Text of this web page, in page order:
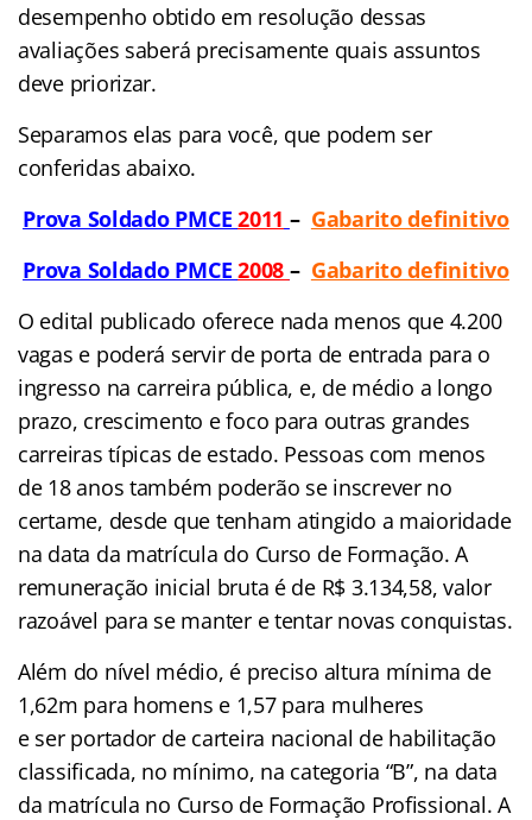
desempenho obtido em resolução dessas
avaliações saberá precisamente quais assuntos
deve priorizar.
Separamos elas para você, que podem ser
conferidas abaixo.
Prova Soldado PMCE2011 – Gabarito definitivo
Prova Soldado PMCE2008 – Gabarito definitivo
O edital publicado oferece nada menos que 4.200
vagas e poderá servir de porta de entrada para o
ingresso na carreira pública, e, de médio a longo
prazo, crescimento e foco para outras grandes
carreiras típicas de estado. Pessoas com menos
de 18 anos também poderão se inscrever no
certame, desde que tenham atingido a maioridade
na data da matrícula do Curso de Formação. A
remuneração inicial bruta é de R$ 3.134,58, valor
razoável para se manter e tentar novas conquistas.
Além do nível médio, é preciso altura mínima de
1,62m para homens e 1,57 para mulheres
e ser portador de carteira nacional de habilitação
classificada, no mínimo, na categoria “B”, na data
da matrícula no Curso de Formação Profissional. A